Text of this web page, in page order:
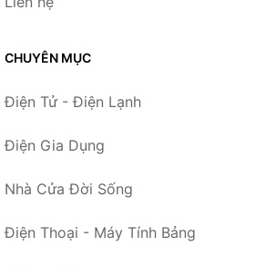
CHUYÊN MỤC
Điện Tử - Điện Lạnh
Điện Gia Dụng
Nhà Cửa Đời Sống
Điện Thoại - Máy Tính Bảng